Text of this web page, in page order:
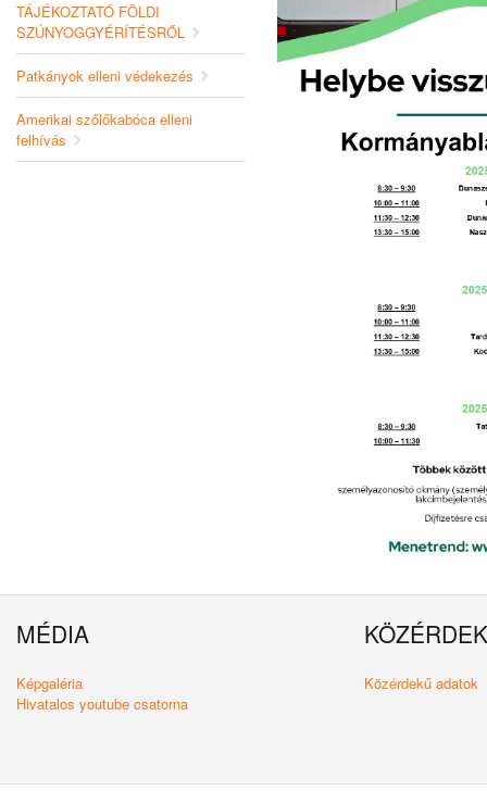
TÁJÉKOZTATÓ FÖLDI
SZÚNYOGGYÉRÍTÉSRŐL
Patkányok elleni védekezés
Amerikai szőlőkabóca elleni
felhívás
MÉDIA
Képgaléria
Hivatalos youtube csatorna
Közérdekű adatok